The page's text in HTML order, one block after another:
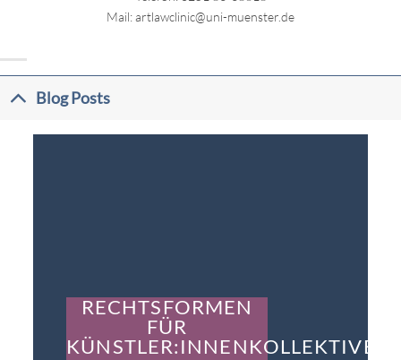
Mail: artlawclinic@uni-muenster.de
Blog Posts
RECHTSFORMEN
FÜR
KÜNSTLER:INNENKOLLEKTIVE